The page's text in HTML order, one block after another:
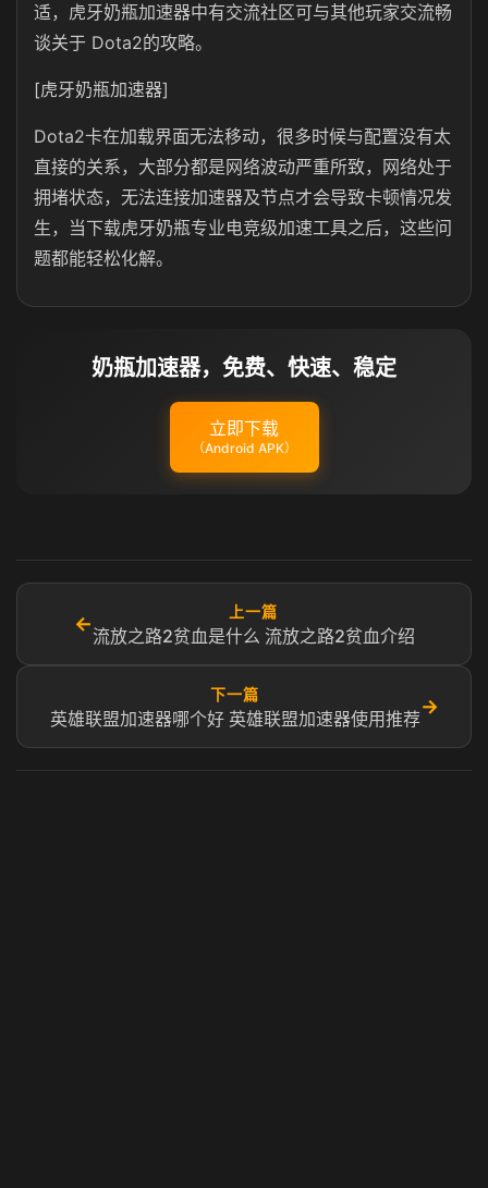
适，虎牙奶瓶加速器中有交流社区可与其他玩家交流畅
谈关于 Dota2的攻略。
[虎牙奶瓶加速器]
Dota2卡在加载界面无法移动，很多时候与配置没有太
直接的关系，大部分都是网络波动严重所致，网络处于
拥堵状态，无法连接加速器及节点才会导致卡顿情况发
生，当下载虎牙奶瓶专业电竞级加速工具之后，这些问
题都能轻松化解。
奶瓶加速器，免费、快速、稳定
立即下载
（Android APK）
←
上一篇
流放之路2贫血是什么 流放之路2贫血介绍
下一篇
英雄联盟加速器哪个好 英雄联盟加速器使用推荐
→